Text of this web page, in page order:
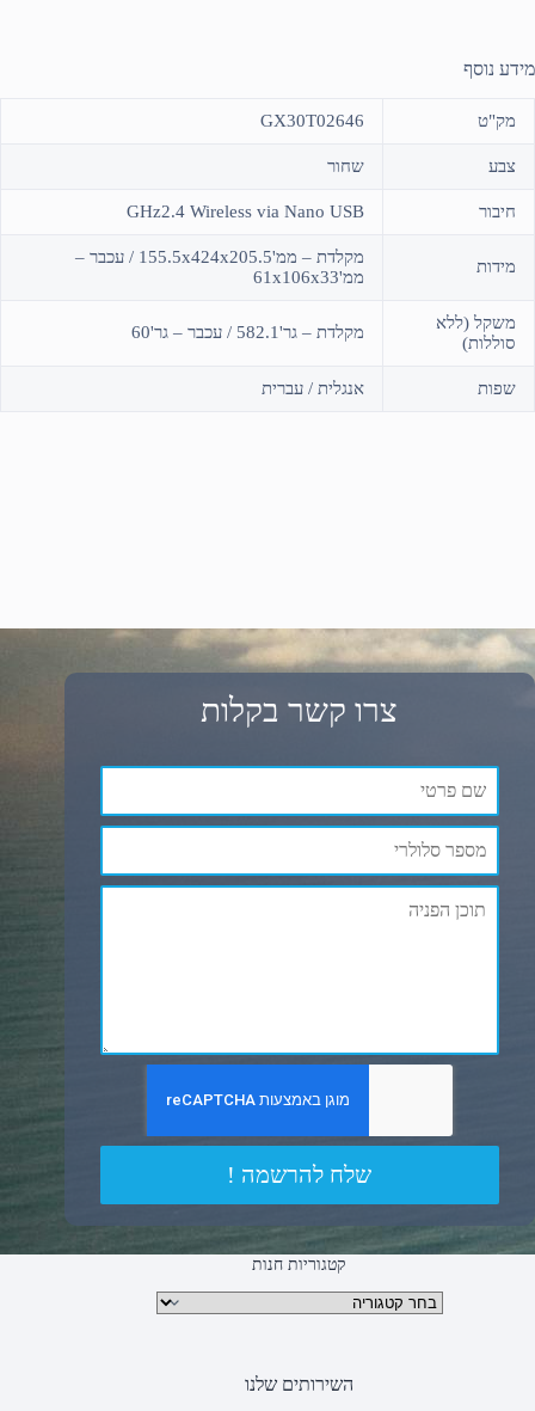
מידע נוסף
מק"ט GX30T02646
צבע שחור
חיבור GHz2.4 Wireless via Nano USB
מידות
מקלדת – ממ'155.5x424x205.5 / עכבר –
ממ'61x106x33
משקל (ללא
סוללות)
מקלדת – גר'582.1 / עכבר – גר'60
שפות אנגלית / עברית
צרו קשר בקלות
שלח להרשמה !
קטגוריות חנות
קטגוריות מוצרים
השירותים שלנו